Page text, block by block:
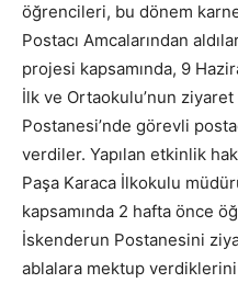
öğrencileri, bu dönem
Postacı Amcalarından
projesi kapsamında, 9
İlk ve Ortaokulu’nun
Postanesi’nde görevli
verdiler. Yapılan etkinlik
Paşa Karaca İlkokulu
kapsamında 2 hafta önce
İskenderun Postanesini
ablalara mektup